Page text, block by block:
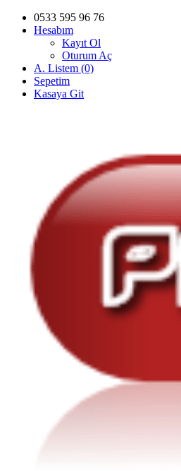
0533 595 96 76
Hesabım
Kayıt Ol
Oturum Aç
A. Listem (0)
Sepetim
Kasaya Git